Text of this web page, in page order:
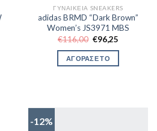
ΓΥΝΑΙΚΕΊΑ SNEAKERS
adidas BRMD “Dark Brown”
Women’s JS3971 MBS
€116,00 Original
price
was:
€116,00.
€96,25
ΑΓΟΡΑΣΕ ΤΟ
-12%